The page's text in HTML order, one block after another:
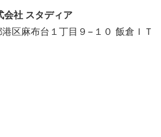
会社 スタディア
区麻布台１丁目９−１０ 飯倉ＩＴ